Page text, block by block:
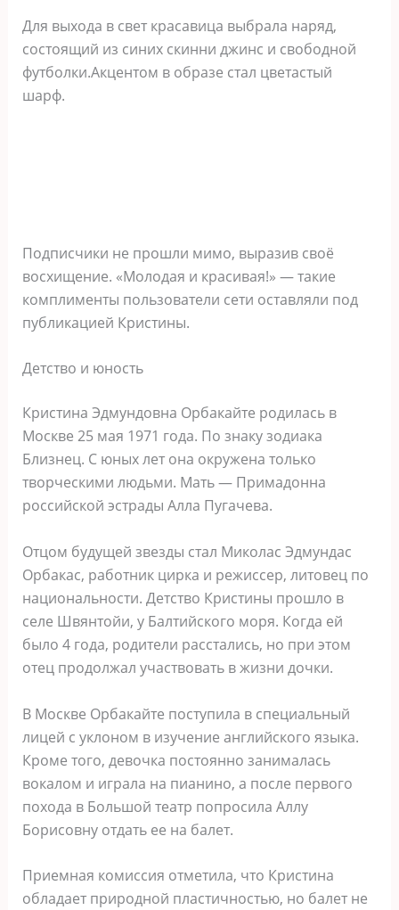
Для выхода в свет красавица выбрала наряд,
состоящий из синих скинни джинс и свободной
футболки.Акцентом в образе стал цветастый
шарф.
Подписчики не прошли мимо, выразив своё
восхищение. «Молодая и красивая!» — такие
комплименты пользователи сети оставляли под
публикацией Кристины.
Детство и юность
Кристина Эдмундовна Орбакайте родилась в
Москве 25 мая 1971 года. По знаку зодиака
Близнец. С юных лет она окружена только
творческими людьми. Мать — Примадонна
российской эстрады Алла Пугачева.
Отцом будущей звезды стал Миколас Эдмундас
Орбакас, работник цирка и режиссер, литовец по
национальности. Детство Кристины прошло в
селе Швянтойи, у Балтийского моря. Когда ей
было 4 года, родители расстались, но при этом
отец продолжал участвовать в жизни дочки.
В Москве Орбакайте поступила в специальный
лицей с уклоном в изучение английского языка.
Кроме того, девочка постоянно занималась
вокалом и играла на пианино, а после первого
похода в Бoльшой театр попросила Аллу
Борисовну отдать ее на балет.
Приемная комиссия отметила, что Кристина
обладает природной пластичностью, но балет не